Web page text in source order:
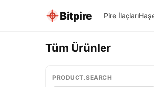
Bitpire Pire İlaçları
Tüm Ürünler
PRODUCT.SEARCH